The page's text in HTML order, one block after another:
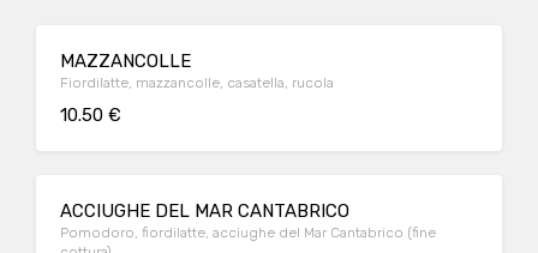
MAZZANCOLLE
Fiordilatte, mazzancolle, casatella, rucola
10.50 €
ACCIUGHE DEL MAR CANTABRICO
Pomodoro, fiordilatte, acciughe del Mar Cantabrico (fine